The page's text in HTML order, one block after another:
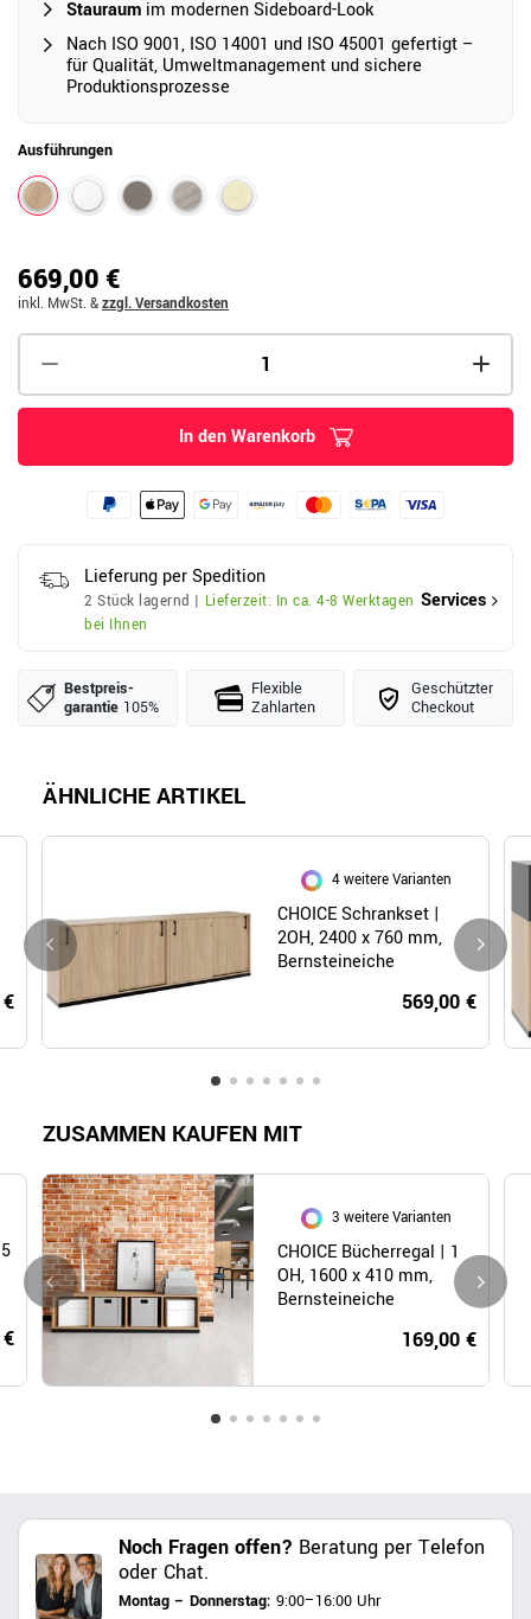
Stauraum im modernen Sideboard-Look
Nach ISO 9001, ISO 14001 und ISO 45001 gefertigt –
für Qualität, Umweltmanagement und sichere
Produktionsprozesse
Ausführungen
669,00 €
inkl. MwSt. &zzgl. Versandkosten
In den Warenkorb
Lieferung per Spedition
2 Stück lagernd | Lieferzeit: In ca. 4-8 Werktagen
bei Ihnen
Services
Bestpreis­
garantie 105%
Flexible
Zahlarten
Geschützter
Checkout
ÄHNLICHE ARTIKEL
4 weitere Varianten
CHOICE Schrankset |
2OH, 2400 x 760 mm,
Bernsteineiche
569,00 €
ZUSAMMEN KAUFEN MIT
3 weitere Varianten
CHOICE Bücherregal | 1
OH, 1600 x 410 mm,
Bernsteineiche
169,00 €
Noch Fragen offen? Beratung per Telefon
oder Chat.
Montag – Donnerstag: 9:00–16:00 Uhr